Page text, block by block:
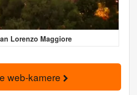
Lorenzo Maggiore
web-kamere